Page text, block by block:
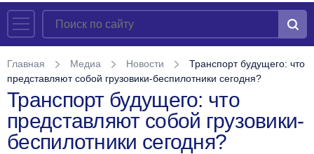
Главная Медиа Новости
Транспорт будущего: что
представляют собой грузовики-беспилотники сегодня?
Транспорт будущего: что
представляют собой грузовики-
беспилотники сегодня?